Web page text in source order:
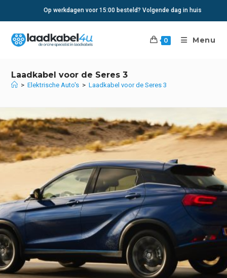
Op werkdagen voor 15:00 besteld? Volgende dag in huis
0 Menu
Laadkabel voor de Seres 3
> Elektrische Auto's > Laadkabel voor de Seres 3